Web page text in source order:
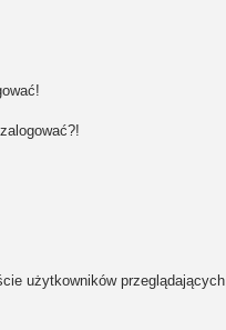
użytkowników przeglądających